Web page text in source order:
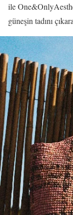
ile
güneşin tadını